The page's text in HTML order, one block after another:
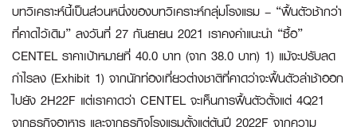
บทวิเคราะห์นี้เป็นส่วนหนึ่งของบทวิเคราะห์กลุ่มโรงแรม – “ฟื้นตัวช้ากว่า
ที่คาดไว้เดิม” ลงวันที่ 27 กันยายน 2021 เราคงคำแนะนำ “ซื้อ”
CENTEL ราคาเป้าหมายที่ 40.0 บาท (จาก 38.0 บาท) 1) แม้จะปรับลด
กำไรลง (Exhibit 1) จากนักท่องเที่ยวต่างชาติที่คาดว่าจะฟื้นตัวล่าช้าออก
ไปยัง 2H22F แต่เราคาดว่า CENTEL จะเห็นการฟื้นตัวตั้งแต่ 4Q21
จากธุรกิจอาหาร และจากธุรกิจโรงแรมตั้งแต่ต้นปี 2022F จากความ